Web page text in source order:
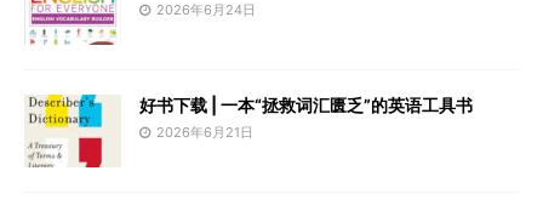
2026年6月24日
好书下载 | 一本“拯救词汇匮乏”的英语工具书
2026年6月21日